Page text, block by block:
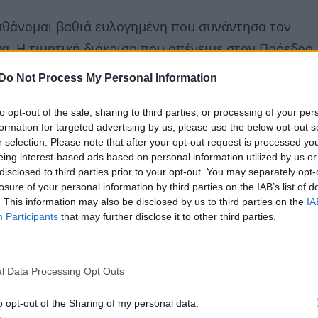
Do Not Process My Personal Information
opt-out of the sale, sharing to third parties, or processing of your
for targeted advertising by us, please use the below opt-out
selection. Please note that after your opt-out request is processed
interest-based ads based on personal information utilized by us
to third parties prior to your opt-out. You may separately
of your personal information by third parties on the IAB’s list of
This information may also be disclosed by us to third parties on the
Participants that may further disclose it to other third parties.
Data Processing Opt Outs
opt-out of the Sharing of my personal data.
βαθιά ευλογημένη που συνάντησα τον
Η τιμητική διάκριση που απένειμε στον Πρόεδρο
Τάγματος των Σταυρωτών του Παναγίου Τάφου
στις Ηνωμένες Πολιτείες και την
προστασία της θρησκευτικής ελευθερίας